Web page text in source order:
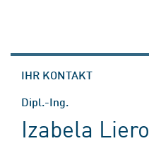
IHR KONTAKT
Dipl.-Ing.
Izabela Liero